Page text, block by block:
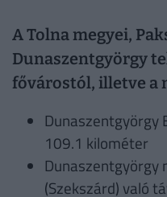
A Tolna megyei,
Dunaszentgyörgy
fővárostól, illetve a
Dunaszentgyörgy
109.1 kilométer
Dunaszentgyörgy
(Szekszárd) való